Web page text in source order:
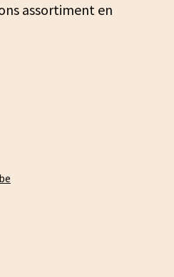
assortiment en